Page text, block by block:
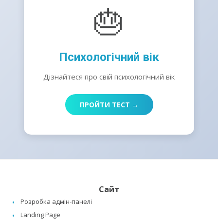
🎂
Психологічний вік
Дізнайтеся про свій психологічний вік
ПРОЙТИ ТЕСТ →
Сайт
Розробка адмін-панелі
Landing Page